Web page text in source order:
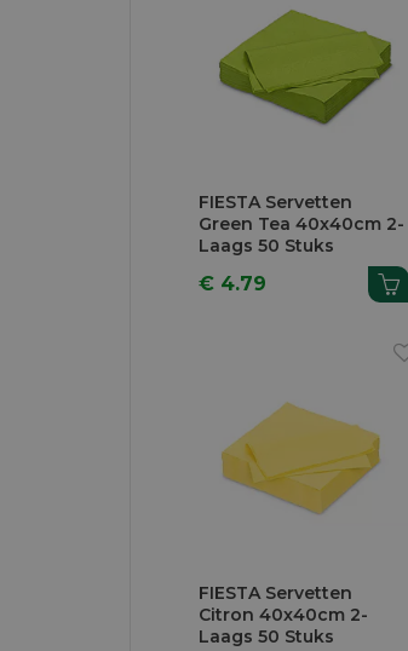
FIESTA Servetten
Green Tea 40x40cm 2-
Laags 50 Stuks
€ 4.79
FIESTA Servetten
Citron 40x40cm 2-
Laags 50 Stuks